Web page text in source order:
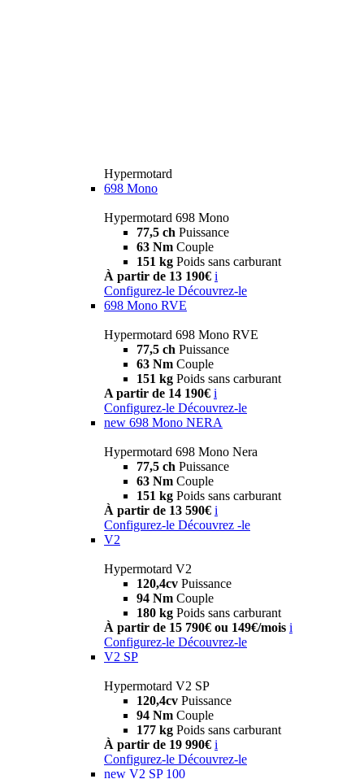
Hypermotard
698 Mono
Hypermotard 698 Mono
77,5 ch Puissance
63 Nm Couple
151 kg Poids sans carburant
À partir de 13 190€ i
Configurez-le Découvrez-le
698 Mono RVE
Hypermotard 698 Mono RVE
77,5 ch Puissance
63 Nm Couple
151 kg Poids sans carburant
A partir de 14 190€ i
Configurez-le Découvrez-le
new 698 Mono NERA
Hypermotard 698 Mono Nera
77,5 ch Puissance
63 Nm Couple
151 kg Poids sans carburant
À partir de 13 590€ i
Configurez-le Découvrez -le
V2
Hypermotard V2
120,4cv Puissance
94 Nm Couple
180 kg Poids sans carburant
À partir de 15 790€ ou 149€/mois i
Configurez-le Découvrez-le
V2 SP
Hypermotard V2 SP
120,4cv Puissance
94 Nm Couple
177 kg Poids sans carburant
À partir de 19 990€ i
Configurez-le Découvrez-le
new V2 SP 100